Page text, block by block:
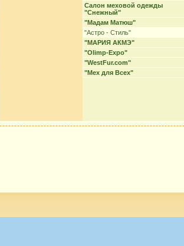
Салон меховой одежды
"Снежный"
"Мадам Матюш"
"Астро - Стиль"
"МАРИЯ АКМЭ"
"Olimp-Expo"
"WestFur.com"
"Мех для Всех"